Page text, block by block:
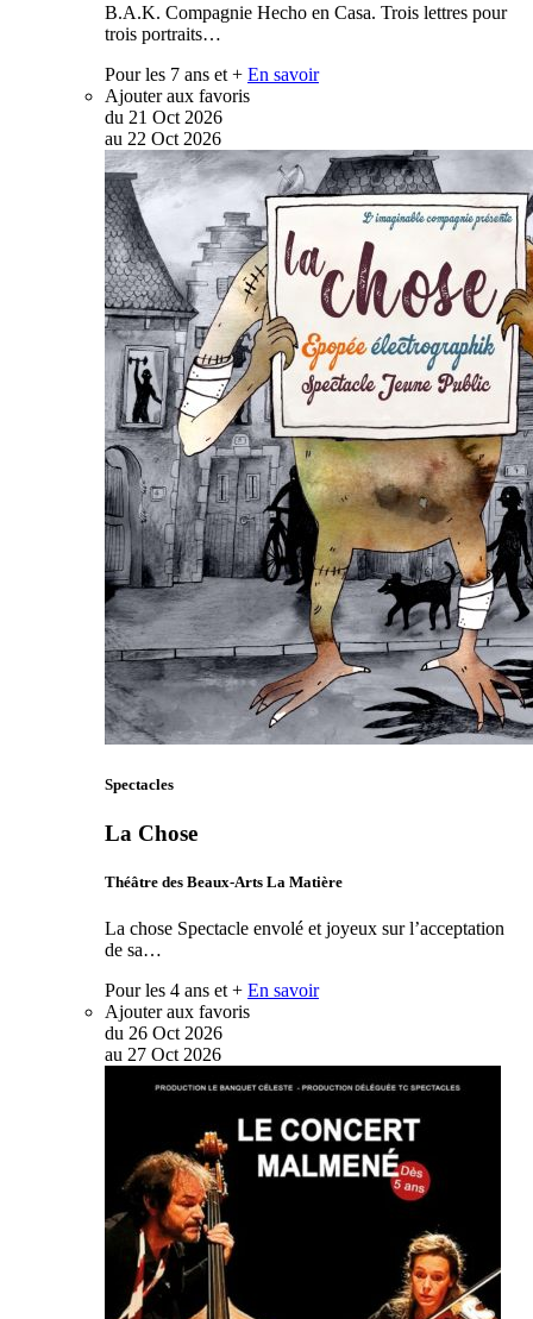
B.A.K. Compagnie Hecho en Casa. Trois lettres pour
trois portraits…
Pour les 7 ans et + En savoir
Ajouter aux favoris
du 21 Oct 2026
au 22 Oct 2026
Spectacles
La Chose
Théâtre des Beaux-Arts La Matière
La chose Spectacle envolé et joyeux sur l’acceptation
de sa…
Pour les 4 ans et + En savoir
Ajouter aux favoris
du 26 Oct 2026
au 27 Oct 2026